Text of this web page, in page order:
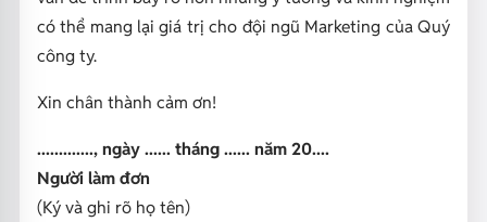
có thể mang lại giá trị cho đội ngũ Marketing của Quý
công ty.
Xin chân thành cảm ơn!
............., ngày ...... tháng ...... năm 20....
Người làm đơn
(Ký và ghi rõ họ tên)